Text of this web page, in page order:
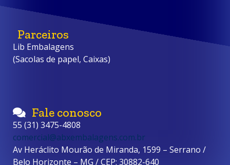
Parceiros
Lib Embalagens
(Sacolas de papel, Caixas)
Fale conosco
55 (31) 3475-4808
comercial@abxembalagens.com.br
Av Heráclito Mourão de Miranda, 1599 – Serrano /
Belo Horizonte – MG / CEP: 30882-640